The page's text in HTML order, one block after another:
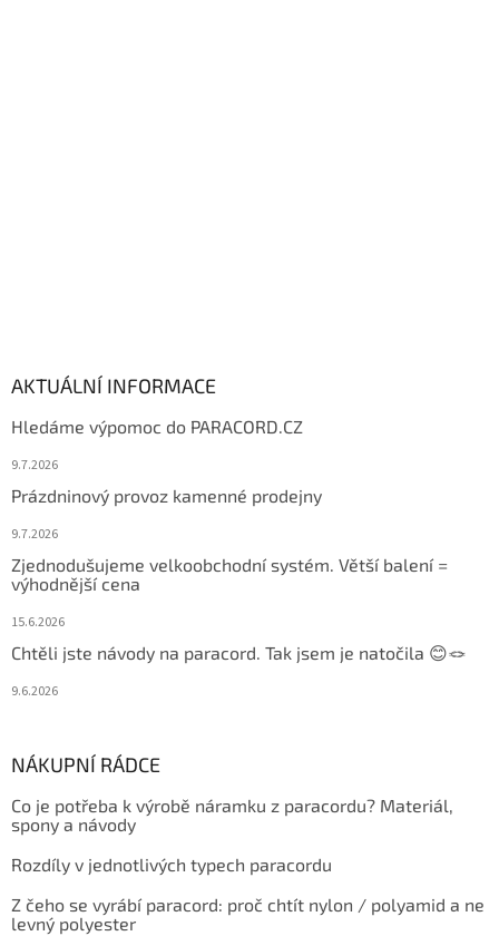
AKTUÁLNÍ INFORMACE
Hledáme výpomoc do PARACORD.CZ
9.7.2026
Prázdninový provoz kamenné prodejny
9.7.2026
Zjednodušujeme velkoobchodní systém. Větší balení =
výhodnější cena
15.6.2026
Chtěli jste návody na paracord. Tak jsem je natočila 😊🪢
9.6.2026
NÁKUPNÍ RÁDCE
Co je potřeba k výrobě náramku z paracordu? Materiál,
spony a návody
Rozdíly v jednotlivých typech paracordu
Z čeho se vyrábí paracord: proč chtít nylon / polyamid a ne
levný polyester